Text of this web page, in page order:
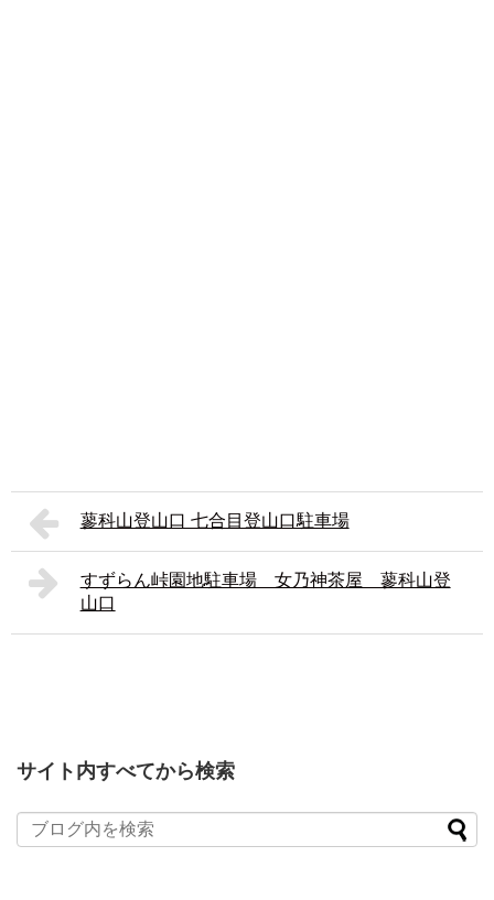
蓼科山登山口 七合目登山口駐車場
すずらん峠園地駐車場 女乃神茶屋 蓼科山登
山口
サイト内すべてから検索